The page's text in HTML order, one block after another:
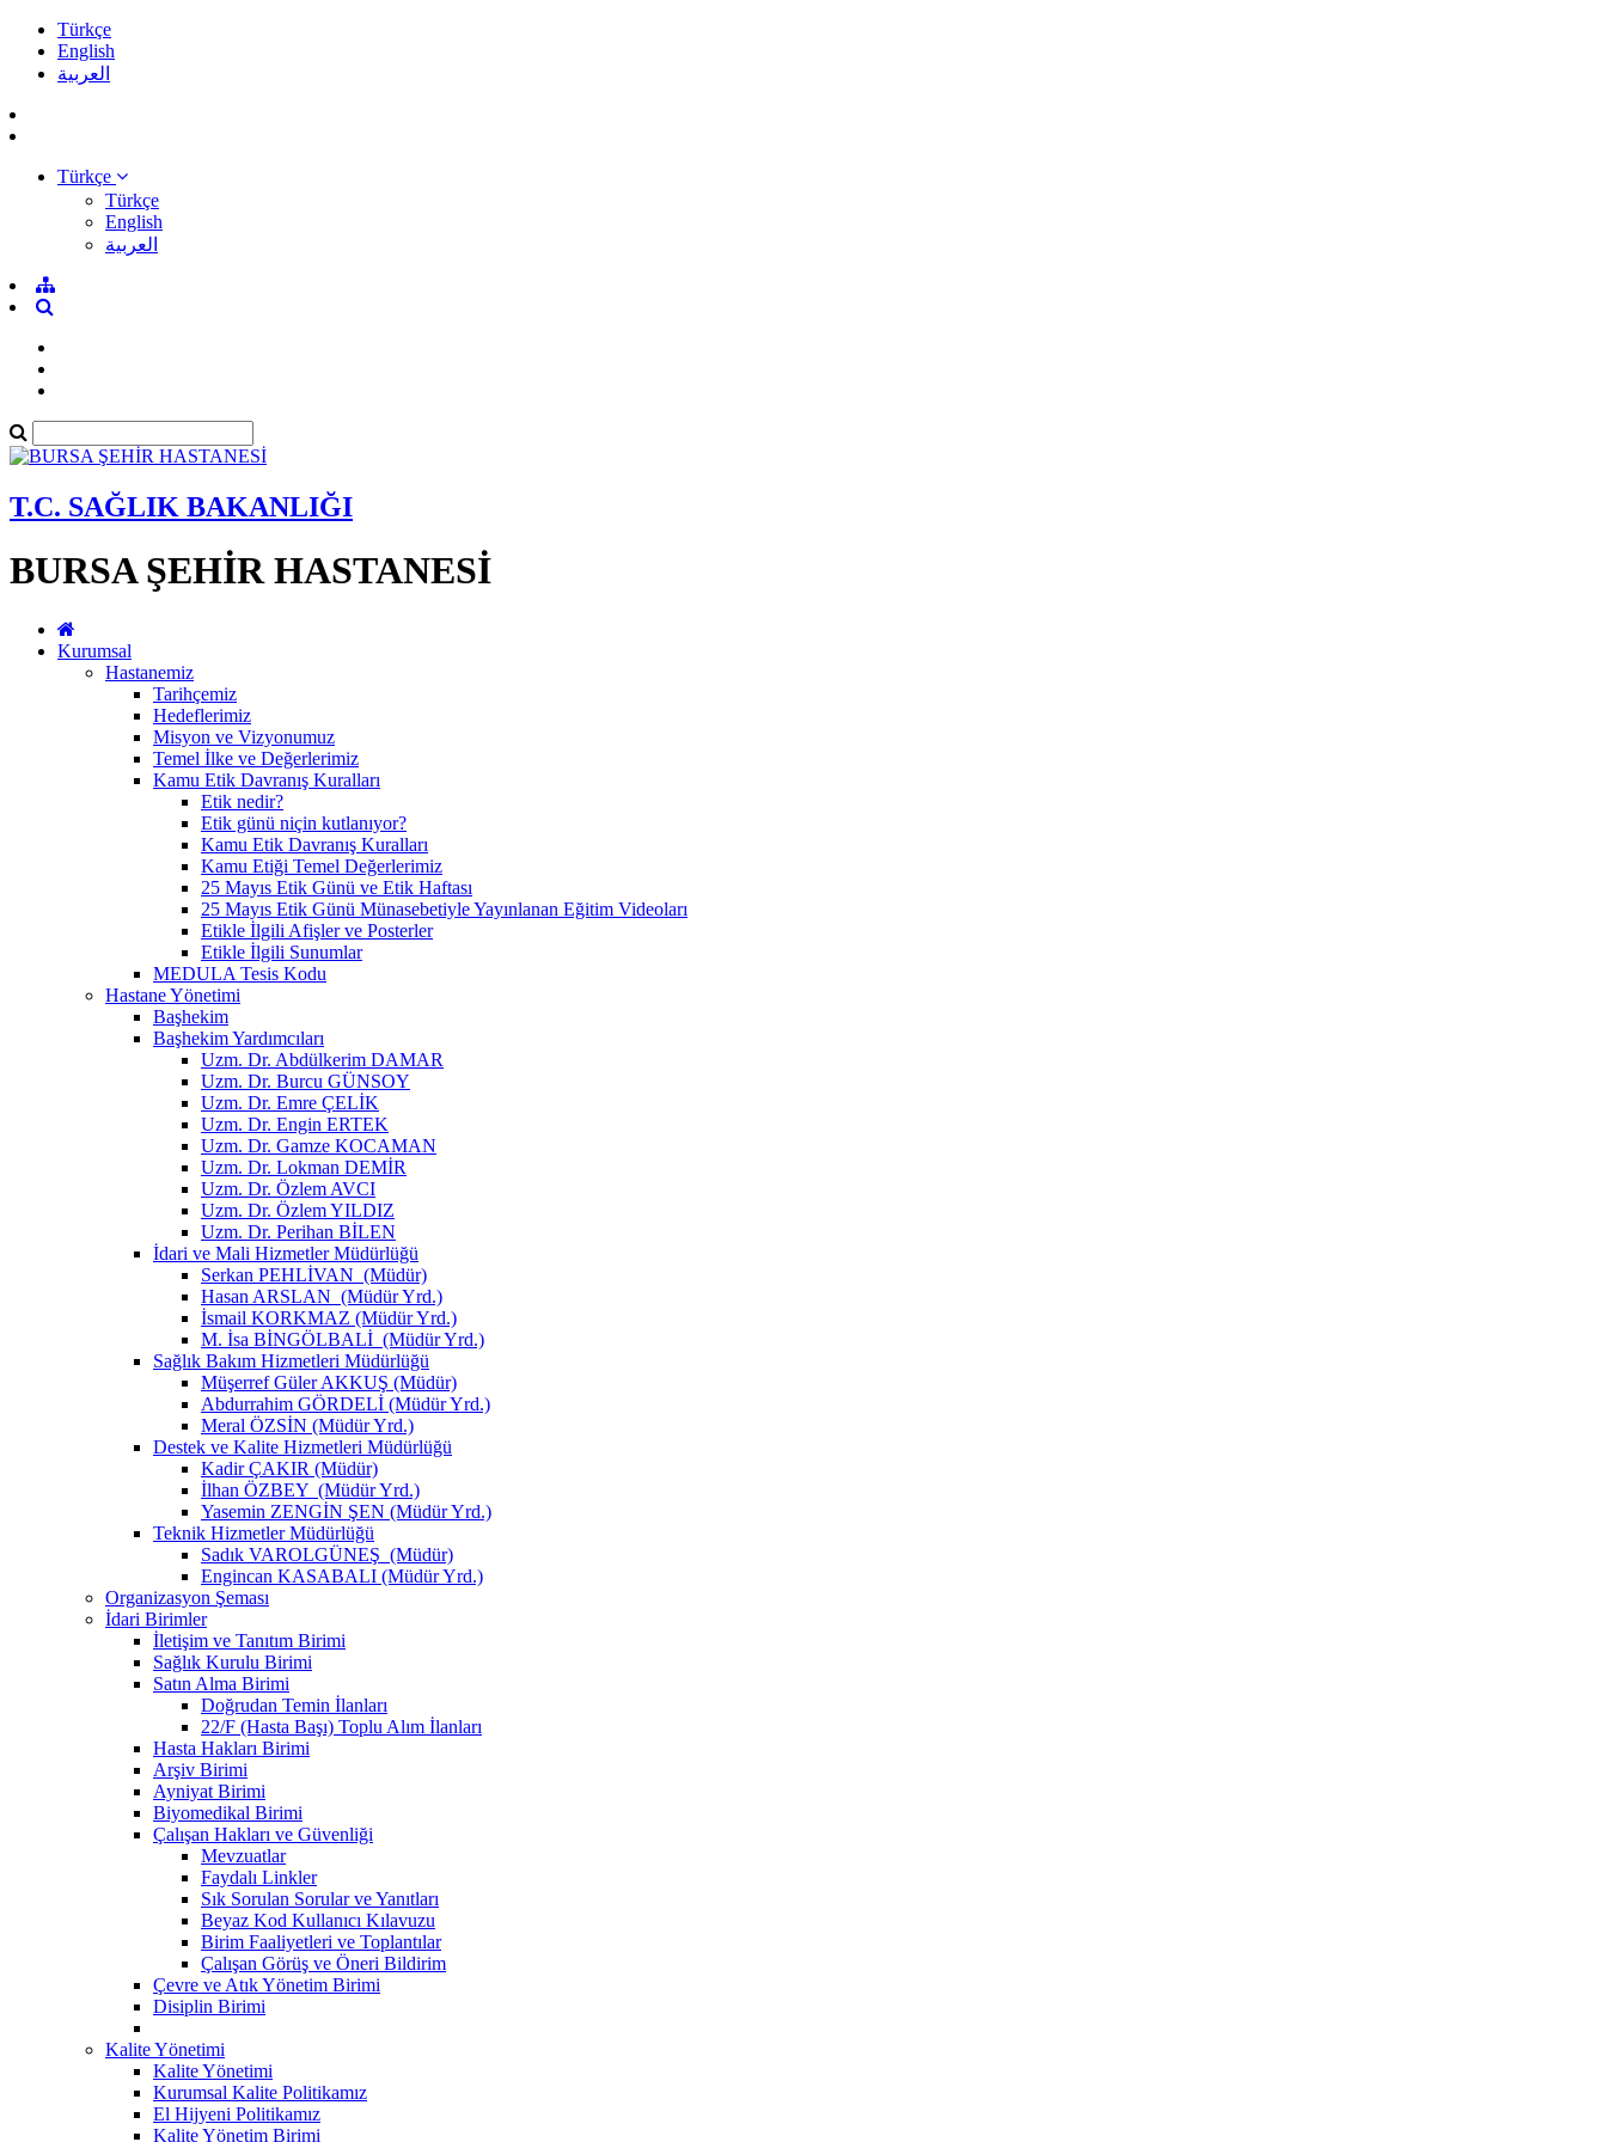
Türkçe
English
العربية
Türkçe
Türkçe
English
العربية
T.C. SAĞLIK BAKANLIĞI
BURSA ŞEHİR HASTANESİ
Kurumsal
Hastanemiz
Tarihçemiz
Hedeflerimiz
Misyon ve Vizyonumuz
Temel İlke ve Değerlerimiz
Kamu Etik Davranış Kuralları
Etik nedir?
Etik günü niçin kutlanıyor?
Kamu Etik Davranış Kuralları
Kamu Etiği Temel Değerlerimiz
25 Mayıs Etik Günü ve Etik Haftası
25 Mayıs Etik Günü Münasebetiyle Yayınlanan Eğitim Videoları
Etikle İlgili Afişler ve Posterler
Etikle İlgili Sunumlar
MEDULA Tesis Kodu
Hastane Yönetimi
Başhekim
Başhekim Yardımcıları
Uzm. Dr. Abdülkerim DAMAR
Uzm. Dr. Burcu GÜNSOY
Uzm. Dr. Emre ÇELİK
Uzm. Dr. Engin ERTEK
Uzm. Dr. Gamze KOCAMAN
Uzm. Dr. Lokman DEMİR
Uzm. Dr. Özlem AVCI
Uzm. Dr. Özlem YILDIZ
Uzm. Dr. Perihan BİLEN
İdari ve Mali Hizmetler Müdürlüğü
Serkan PEHLİVAN (Müdür)
Hasan ARSLAN (Müdür Yrd.)
İsmail KORKMAZ (Müdür Yrd.)
M. İsa BİNGÖLBALİ (Müdür Yrd.)
Sağlık Bakım Hizmetleri Müdürlüğü
Müşerref Güler AKKUŞ (Müdür)
Abdurrahim GÖRDELİ (Müdür Yrd.)
Meral ÖZSİN (Müdür Yrd.)
Destek ve Kalite Hizmetleri Müdürlüğü
Kadir ÇAKIR (Müdür)
İlhan ÖZBEY (Müdür Yrd.)
Yasemin ZENGİN ŞEN (Müdür Yrd.)
Teknik Hizmetler Müdürlüğü
Sadık VAROLGÜNEŞ (Müdür)
Engincan KASABALI (Müdür Yrd.)
Organizasyon Şeması
İdari Birimler
İletişim ve Tanıtım Birimi
Sağlık Kurulu Birimi
Satın Alma Birimi
Doğrudan Temin İlanları
22/F (Hasta Başı) Toplu Alım İlanları
Hasta Hakları Birimi
Arşiv Birimi
Ayniyat Birimi
Biyomedikal Birimi
Çalışan Hakları ve Güvenliği
Mevzuatlar
Faydalı Linkler
Sık Sorulan Sorular ve Yanıtları
Beyaz Kod Kullanıcı Kılavuzu
Birim Faaliyetleri ve Toplantılar
Çalışan Görüş ve Öneri Bildirim
Çevre ve Atık Yönetim Birimi
Disiplin Birimi
Kalite Yönetimi
Kalite Yönetimi
Kurumsal Kalite Politikamız
El Hijyeni Politikamız
Kalite Yönetim Birimi